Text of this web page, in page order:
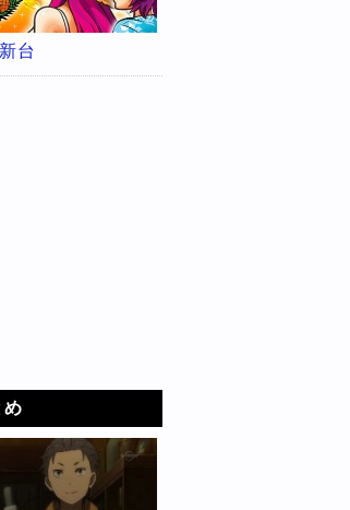
台
め